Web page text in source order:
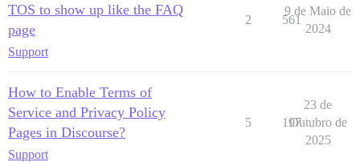
TOS to show up like the FAQ
page
Support
2 561
9 de Maio de
2024
How to Enable Terms of
Service and Privacy Policy
Pages in Discourse?
Support
5 197
23 de
Outubro de
2025